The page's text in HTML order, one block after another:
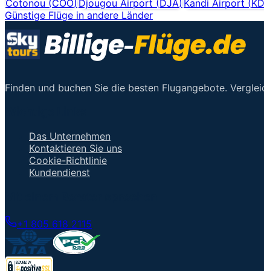
Cotonou (COO)Djougou Airport (DJA)Kandi Airport (
Günstige Flüge in andere Länder
Finden und buchen Sie die besten Flugangebote.
Das Unternehmen
Kontaktieren Sie uns
Cookie-Richtlinie
Kundendienst
+1 805 618 2115